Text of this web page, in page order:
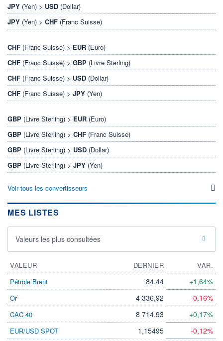
JPY (Yen) > USD (Dollar)
JPY (Yen) > CHF (Franc Suisse)
CHF (Franc Suisse) > EUR (Euro)
CHF (Franc Suisse) > GBP (Livre Sterling)
CHF (Franc Suisse) > USD (Dollar)
CHF (Franc Suisse) > JPY (Yen)
GBP (Livre Sterling) > EUR (Euro)
GBP (Livre Sterling) > CHF (Franc Suisse)
GBP (Livre Sterling) > USD (Dollar)
GBP (Livre Sterling) > JPY (Yen)
Voir tous les convertisseurs
MES LISTES
Valeurs les plus consultées
VALEUR DERNIER
VAR.
Pétrole Brent
84,44 +1,64%
Or 4 336,92 -0,16%
CAC 40 8 714,93 +0,17%
EUR/USD SPOT 1,15495 -0,12%